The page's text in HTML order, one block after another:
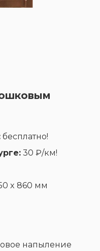
бесплатно!
30 ₽/км!
x 860 мм
напыление